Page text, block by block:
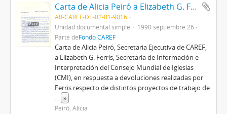
Carta de Alicia Peiró a Elizabeth G. Ferris
AR-CAREF-DE-02-01-9016
Unidad documental simple
1990 septiembre 26
Parte deFondo CAREF
Carta de Alicia Peiró, Secretaria Ejecutiva de CAREF,
a Elizabeth G. Ferris, Secretaria de Información e
Interpretación del Consejo Mundial de Iglesias
(CMI), en respuesta a devoluciones realizadas por
Ferris respecto de distintos proyectos de trabajo de
... »
Peiró, Alicia